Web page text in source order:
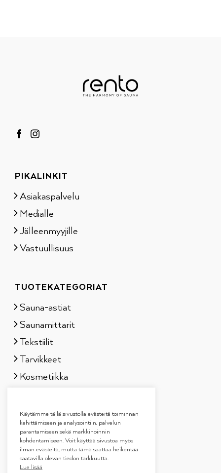
PIKALINKIT
Asiakaspalvelu
Medialle
Jälleenmyyjille
Vastuullisuus
TUOTEKATEGORIAT
Sauna-astiat
Saunamittarit
Tekstiilit
Tarvikkeet
Kosmetiikka
Lahjapakkaukset
Käytämme tällä sivustolla evästeitä toiminnan
kehittämiseen ja analysointiin, palvelun
parantamiseen sekä markkinoinnin
kohdentamiseen. Voit käyttää sivustoa myös
ilman evästeitä, mutta tämä saattaa heikentää
saatavilla olevan tiedon tarkkuutta.
Lue lisää